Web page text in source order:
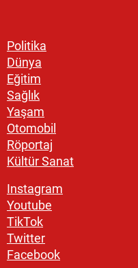
Politika
Dünya
Eğitim
Sağlık
Yaşam
Otomobil
Röportaj
Kültür Sanat
Instagram
Youtube
TikTok
Twitter
Facebook